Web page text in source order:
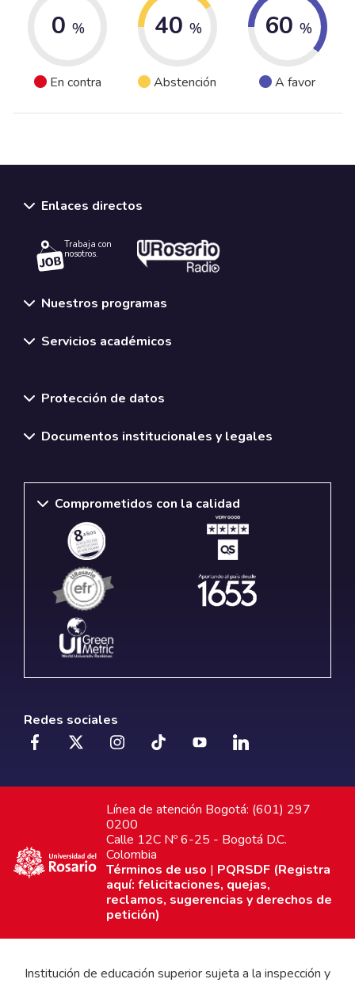
0 %
En contra
40 %
Abstención
60 %
A favor
Enlaces directos
Trabaja con
nosotros.
Nuestros programas
Servicios académicos
Protección de datos
Documentos institucionales y legales
Comprometidos con la calidad
Redes sociales
Línea de atención Bogotá: (601) 297
0200
Calle 12C Nº 6-25 - Bogotá D.C.
Colombia
Términos de uso | PQRSDF (Registra
aquí: felicitaciones, quejas,
reclamos, sugerencias y derechos de
petición)
Institución de educación superior sujeta a la inspección y